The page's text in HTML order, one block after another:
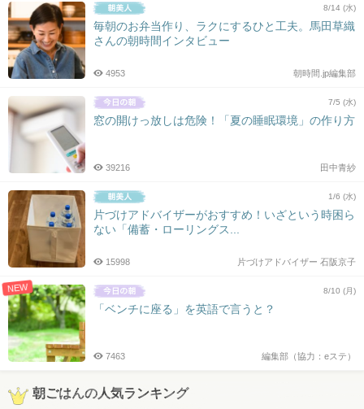
8/14 (水)
毎朝のお弁当作り、ラクにするひと工夫。馬田草織
さんの朝時間インタビュー
朝時間.jp編集部
4953
7/5 (水)
窓の開けっ放しは危険！「夏の睡眠環境」の作り方
田中青紗
39216
1/6 (水)
片づけアドバイザーがおすすめ！いざという時困ら
ない「備蓄・ローリングス...
片づけアドバイザー 石阪京子
15998
NEW 8/10 (月)
「ベンチに座る」を英語で言うと？
編集部（協力：eステ）
7463
朝ごはんの人気ランキング